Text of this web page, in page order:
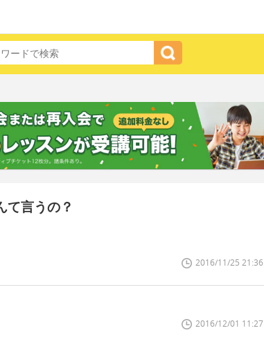
て言うの？
2016/11/25 21:36
2016/12/01 11:27